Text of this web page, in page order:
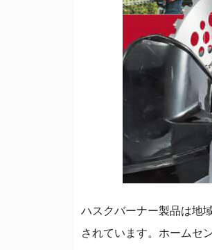
ハスクバーナー製品は地
されています。ホームセ